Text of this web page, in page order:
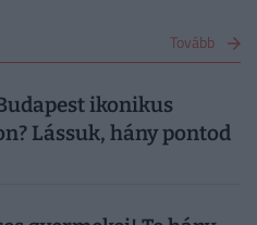
Tovább
ikonikus
Lássuk, hány pontod